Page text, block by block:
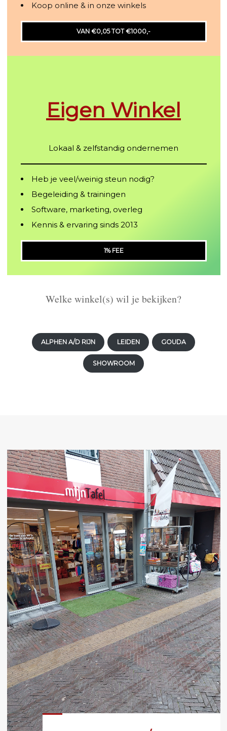
Koop online & in onze winkels
VAN €0,05 TOT €1000,-
Eigen Winkel
Lokaal & zelfstandig ondernemen
Heb je veel/weinig steun nodig?
Begeleiding & trainingen
Software, marketing, overleg
Kennis & ervaring sinds 2013
1% FEE
Welke winkel(s) wil je bekijken?
ALPHEN A/D RIJN LEIDEN GOUDA
SHOWROOM